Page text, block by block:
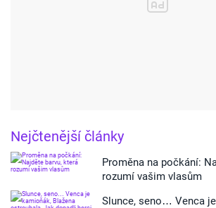
Nejčtenější články
Proměna na počkání:
rozumí vašim vlasům
Slunce, seno… Venca